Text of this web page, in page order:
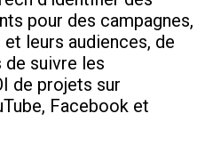
pour des campagnes,
leurs audiences, de
de suivre les
de projets sur
Facebook et